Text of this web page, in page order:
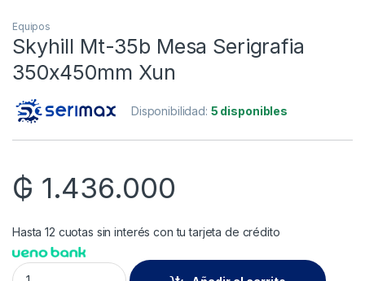
Equipos
Skyhill Mt-35b Mesa Serigrafia
350x450mm Xun
Disponibilidad: 5 disponibles
₲ 1.436.000
Hasta 12 cuotas sin interés con tu tarjeta de crédito
Skyhill Mt-35b Mesa Serigrafia 350x450mm Xun quantity